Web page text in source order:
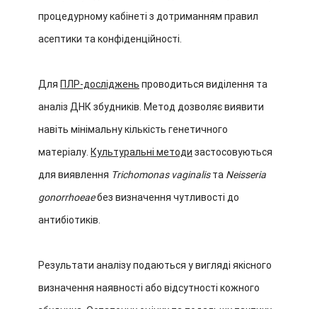
процедурному кабінеті з дотриманням правил
асептики та конфіденційності.
Для ПЛР-досліджень проводиться виділення та
аналіз ДНК збудників. Метод дозволяє виявити
навіть мінімальну кількість генетичного
матеріалу. Культуральні методи застосовуються
для виявлення Trichomonas vaginalisта Neisseria
gonorrhoeaeбез визначення чутливості до
антибіотиків.
Результати аналізу подаються у вигляді якісного
визначення наявності або відсутності кожного